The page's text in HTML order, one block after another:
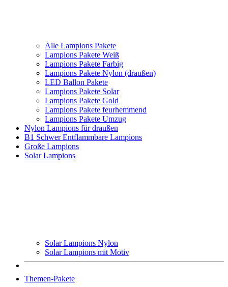
Alle Lampions Pakete
Lampions Pakete Weiß
Lampions Pakete Farbig
Lampions Pakete Nylon (draußen)
LED Ballon Pakete
Lampions Pakete Solar
Lampions Pakete Gold
Lampions Pakete feurhemmend
Lampions Pakete Umzug
Nylon Lampions für draußen
B1 Schwer Entflammbare Lampions
Große Lampions
Solar Lampions
Solar Lampions Nylon
Solar Lampions mit Motiv
Themen-Pakete